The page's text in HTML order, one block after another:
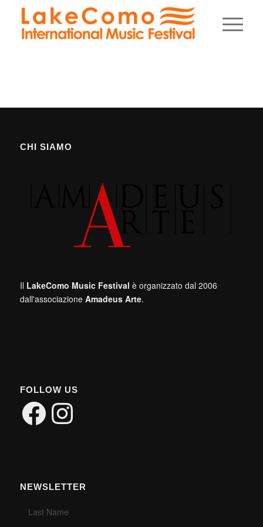
CHI SIAMO
Il LakeComo Music Festival è organizzato dal 2006
dall'associazione Amadeus Arte.
FOLLOW US
FacebookInstagram
NEWSLETTER